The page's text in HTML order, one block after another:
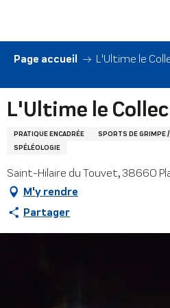
contenu
principal
Page accueil L'Ultime le
L'Ultime le
PRATIQUE ENCADRÉE
SPORTS DE GRIMPE
SPÉLÉOLOGIE
Saint-Hilaire du Touvet, 38660
M'y rendre
Partager